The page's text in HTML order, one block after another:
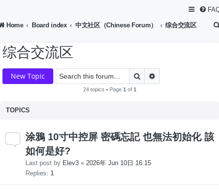
Home Board index 中文社区（Chinese Forum） 综合交流区
综合交流区
New Topic Search
24 topics • Page 1 of 1
TOPICS
涂鴉 10寸中控屏 密碼忘記 也無法初始化 該
如何是好?
Last post by Elev3 « 2026年 Jun 10日 16:15
Replies: 1